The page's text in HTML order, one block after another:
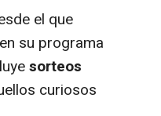
el que
su programa
sorteos
curiosos